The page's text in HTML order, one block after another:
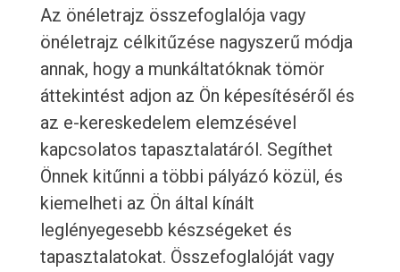
Az önéletrajz összefoglalója vagy
önéletrajz célkitűzése nagyszerű módja
annak, hogy a munkáltatóknak tömör
áttekintést adjon az Ön képesítéséről és
az e-kereskedelem elemzésével
kapcsolatos tapasztalatáról. Segíthet
Önnek kitűnni a többi pályázó közül, és
kiemelheti az Ön által kínált
leglényegesebb készségeket és
tapasztalatokat. Összefoglalóját vagy